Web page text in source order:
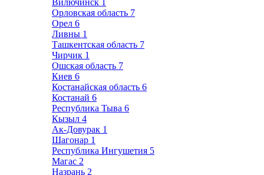
Вилючинск 1
Орловская область 7
Орел 6
Ливны 1
Ташкентская область 7
Чирчик 1
Ошская область 7
Киев 6
Костанайская область 6
Костанай 6
Республика Тыва 6
Кызыл 4
Ак-Довурак 1
Шагонар 1
Республика Ингушетия 5
Магас 2
Назрань 2